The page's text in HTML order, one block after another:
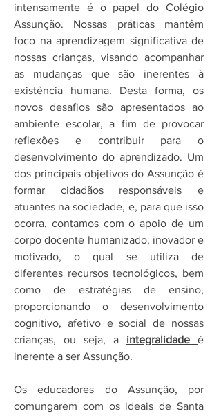
intensamente é o papel do Colégio
Assunção. Nossas práticas mantêm
foco na aprendizagem significativa de
nossas crianças, visando acompanhar
as mudanças que são inerentes à
existência humana. Desta forma, os
novos desafios são apresentados ao
ambiente escolar, a fim de provocar
reflexões e contribuir para o
desenvolvimento do aprendizado. Um
dos principais objetivos do Assunção é
formar cidadãos responsáveis e
atuantes na sociedade, e, para que isso
ocorra, contamos com o apoio de um
corpo docente humanizado, inovador e
motivado, o qual se utiliza de
diferentes recursos tecnológicos, bem
como de estratégias de ensino,
proporcionando o desenvolvimento
cognitivo, afetivo e social de nossas
crianças, ou seja, a integralidade é
inerente a ser Assunção.
Os educadores do Assunção, por
comungarem com os ideais de Santa